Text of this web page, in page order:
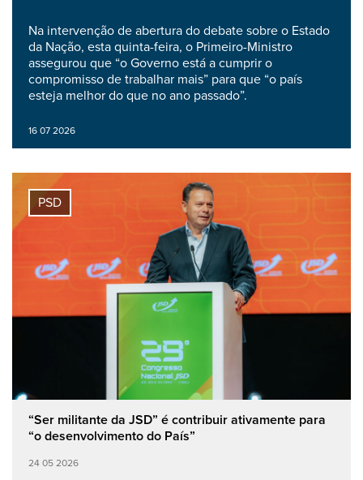
Na intervenção de abertura do debate sobre o Estado
da Nação, esta quinta-feira, o Primeiro-Ministro
assegurou que “o Governo está a cumprir o
compromisso de trabalhar mais” para que “o país
esteja melhor do que no ano passado”.
16 07 2026
PSD
“Ser militante da JSD” é contribuir ativamente para
“o desenvolvimento do País”
24 05 2026